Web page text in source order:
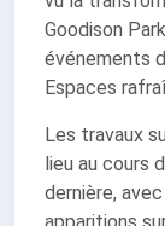
Goodison
événements
Espaces
Les travaux
lieu au cours
dernière,